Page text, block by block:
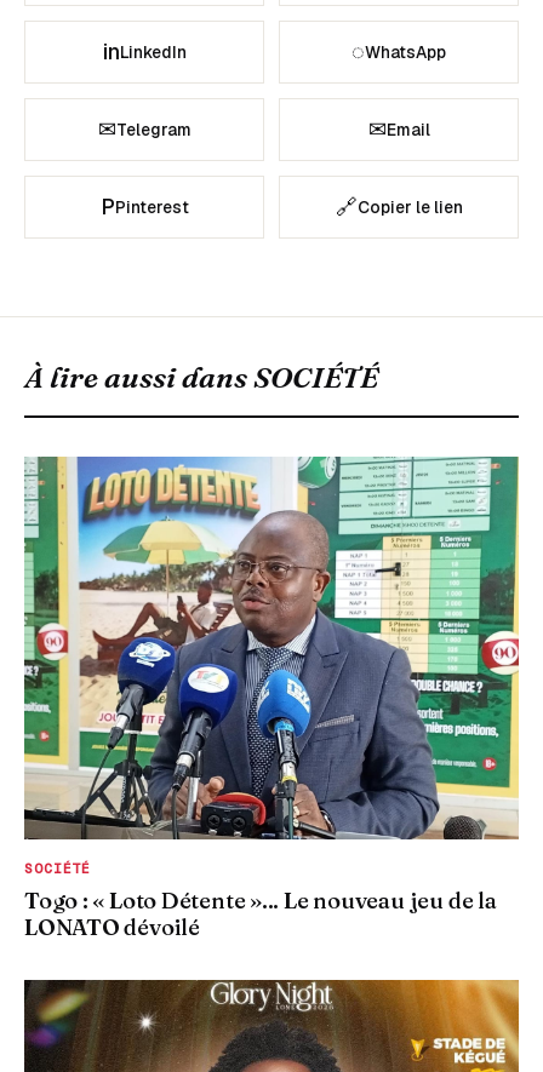
inLinkedIn ◌WhatsApp
✉Telegram ✉Email
PPinterest 🔗Copier le lien
À lire aussi dansSOCIÉTÉ
SOCIÉTÉ
Togo : « Loto Détente »... Le nouveau jeu de la
LONATO dévoilé